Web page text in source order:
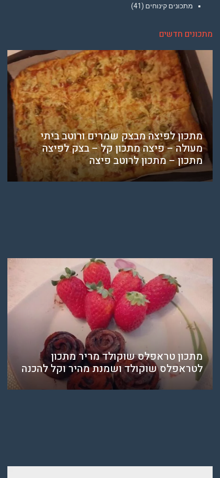
מתכונים קינוחים (41)
מתכונים חדשים
מתכון לפיצה מבצק שמרים ורוטב ביתי
מעולה – פיצה מתכון קל – בצק לפיצה
מתכון – מתכון לרוטב פיצה
מתכון טראפלס שוקולד מריר מתכון
לטראפלס שוקולד ושמנת מהיר וקל להכנה